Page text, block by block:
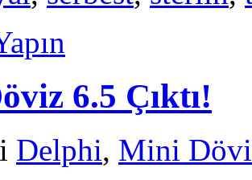
6.5 Çıktı!
Delphi, Mini